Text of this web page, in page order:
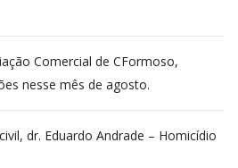
Comercial de CFormoso,
nesse mês de agosto.
dr. Eduardo Andrade – Homicídio